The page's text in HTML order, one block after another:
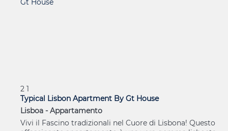
2 1
Typical Lisbon Apartment By Gt House
Lisboa - Appartamento
Vivi il Fascino tradizionali nel Cuore di Lisbona! Questo